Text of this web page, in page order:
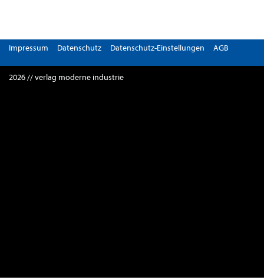
Impressum Datenschutz Datenschutz-Einstellungen AGB
2026 // verlag moderne industrie